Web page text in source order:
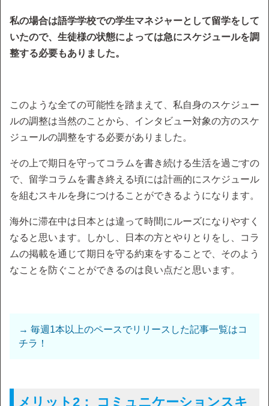
私の場合は語学学校での学生マネジャーとして留学をして
いたので、生徒様の状態によっては急にスケジュールを調
整する必要もありました。
このような全ての可能性を踏まえて、私自身のスケジュー
ルの調整は当然のことから、インタビュー対象の方のスケ
ジュールの調整をする必要がありました。
その上で期日を守ってコラムを書き続ける生活を過ごすの
で、留学コラムを書き終える頃には計画的にスケジュール
を組むスキルを身につけることができるようになります。
海外に滞在中は日本とは違って時間にルーズになりやすく
なると思います。しかし、日本の方とやりとりをし、コラ
ムの掲載を通じて期日を守る約束をすることで、そのよう
なことを防ぐことができるのは良い点だと思います。
→ 毎週1本以上のペースでリリースした記事一覧はコ
チラ！
メリット2： コミュニケーションスキ